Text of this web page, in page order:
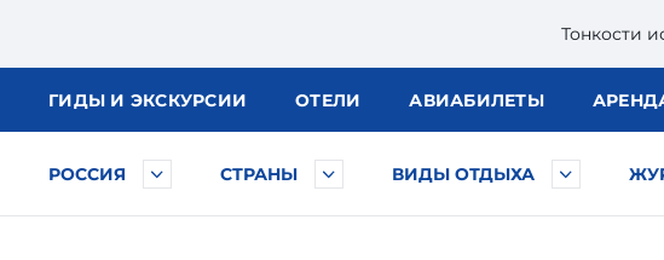
Тонкости
ГИДЫ И ЭКСКУРСИИ ОТЕЛИ АВИАБИЛЕТЫ
РОССИЯ СТРАНЫ ВИДЫ ОТДЫХА